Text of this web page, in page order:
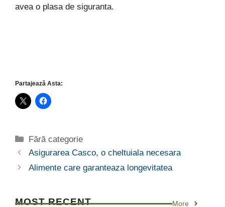
avea o plasa de siguranta.
Partajează Asta:
Categorii
Fără categorie
Asigurarea Casco, o cheltuiala necesara
Alimente care garanteaza longevitatea
MOST RECENT More